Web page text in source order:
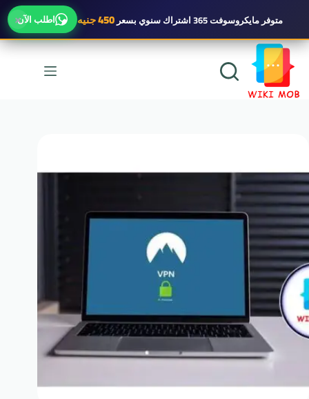
× متوفرمايكروسوفت 365 اشتراك سنوي بسعر450 جنيه اطلب الآن
التجاوز
المحتوى